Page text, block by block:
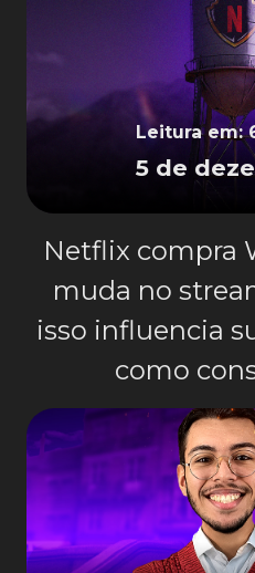
Leitura em:
5 de
Netflix compra
muda no
isso influencia
como